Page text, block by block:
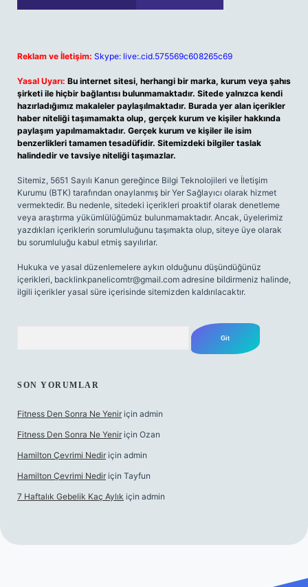
Reklam ve İletişim: Skype: live:.cid.575569c608265c69
Yasal Uyarı: Bu internet sitesi, herhangi bir marka, kurum veya şahıs
şirketi ile hiçbir bağlantısı bulunmamaktadır. Sitede yalnızca kendi
hazırladığımız makaleler paylaşılmaktadır. Burada yer alan içerikler
haber niteliği taşımamakta olup, gerçek kurum ve kişiler hakkında
paylaşım yapılmamaktadır. Gerçek kurum ve kişiler ile isim
benzerlikleri tamamen tesadüfidir. Sitemizdeki bilgiler taslak
halindedir ve tavsiye niteliği taşımazlar.
Sitemiz, 5651 Sayılı Kanun gereğince Bilgi Teknolojileri ve İletişim
Kurumu (BTK) tarafından onaylanmış bir Yer Sağlayıcı olarak hizmet
vermektedir. Bu nedenle, sitedeki içerikleri proaktif olarak denetleme
veya araştırma yükümlülüğümüz bulunmamaktadır. Ancak, üyelerimiz
yazdıkları içeriklerin sorumluluğunu taşımakta olup, siteye üye olarak
bu sorumluluğu kabul etmiş sayılırlar.
Hukuka ve yasal düzenlemelere aykırı olduğunu düşündüğünüz
içerikleri, backlinkpanelicomtr@gmail.com adresine bildirmeniz halinde,
ilgili içerikler yasal süre içerisinde sitemizden kaldırılacaktır.
SON YORUMLAR
Fitness Den Sonra Ne Yenir için admin
Fitness Den Sonra Ne Yenir için Ozan
Hamilton Çevrimi Nedir için admin
Hamilton Çevrimi Nedir için Tayfun
7 Haftalık Gebelik Kaç Aylık için admin